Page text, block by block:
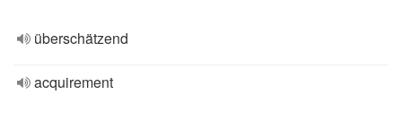
überschätzend
acquirement